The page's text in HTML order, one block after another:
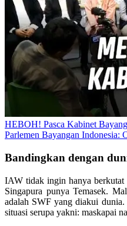
HEBOH! Pasca Kabinet
Parlemen Bayangan Indonesia:
Bandingkan dengan
IAW tidak ingin hanya
Singapura punya Temasek.
adalah SWF yang diakui
situasi serupa yakni: maskapai